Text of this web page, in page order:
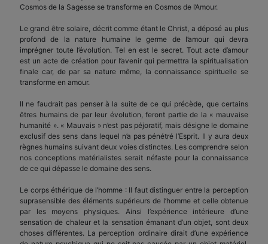
Cosmos de la Sagesse se transforme en Cosmos de l’Amour.
Le grand être solaire, décrit comme étant le Christ, a déposé au plus
profond de la nature humaine le germe de l’amour qui devra
imprégner toute l’évolution. Tel en est le secret. Tout acte d’amour
est un acte de création pour l’avenir qui permettra la spiritualisation
finale car, de par sa nature même, la connaissance spirituelle se
transforme en amour.
Il ne faudrait pas penser à la suite de ce qui précède, que certains
êtres humains de par leur évolution, feront partie de la « mauvaise
humanité ». « Mauvais » n’est pas péjoratif, mais désigne le domaine
exclusif des sens dans lequel n’a pas pénétré l’Esprit. Il y aura deux
règnes humains suivant deux voies distinctes. Les comprendre selon
nos conceptions matérialistes serait néfaste pour la connaissance
de ce qui dépasse le domaine des sens.
Le corps éthérique de l’homme : Il faut distinguer entre la perception
suprasensible des éléments supérieurs de l’homme et celle obtenue
par les moyens physiques. Ainsi l’expérience intérieure d’une
sensation de chaleur et la sensation émanant d’un objet, sont deux
choses différentes. La perception ordinaire dirait d’une expérience